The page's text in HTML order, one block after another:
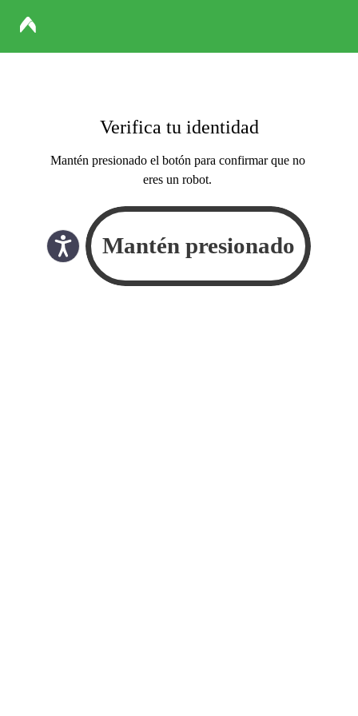
Verifica tu identidad
Mantén presionado el botón para confirmar que no
eres un robot.